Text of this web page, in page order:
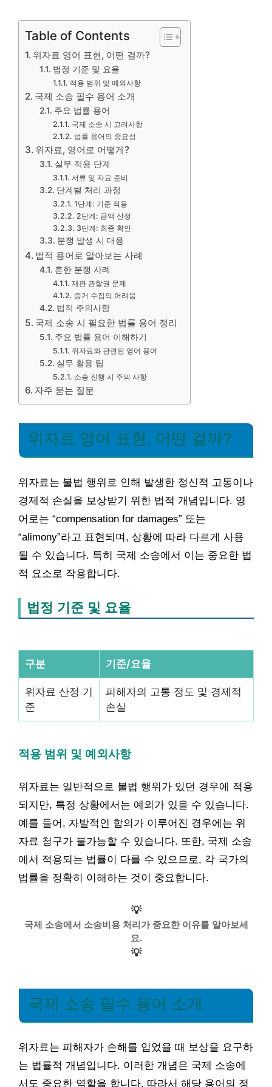
Table of Contents
위자료 영어 표현, 어떤 걸까?
법정 기준 및 요율
적용 범위 및 예외사항
국제 소송 필수 용어 소개
주요 법률 용어
국제 소송 시 고려사항
법률 용어의 중요성
위자료, 영어로 어떻게?
실무 적용 단계
서류 및 자료 준비
단계별 처리 과정
1단계: 기준 적용
2단계: 금액 산정
3단계: 최종 확인
분쟁 발생 시 대응
법적 용어로 알아보는 사례
흔한 분쟁 사례
재판 관할권 문제
증거 수집의 어려움
법적 주의사항
국제 소송 시 필요한 법률 용어 정리
주요 법률 용어 이해하기
위자료와 관련된 영어 용어
실무 활용 팁
소송 진행 시 주의 사항
자주 묻는 질문
위자료 영어 표현, 어떤 걸까?
위자료는 불법 행위로 인해 발생한 정신적 고통이나
경제적 손실을 보상받기 위한 법적 개념입니다. 영
어로는 “compensation for damages” 또는
“alimony”라고 표현되며, 상황에 따라 다르게 사용
될 수 있습니다. 특히 국제 소송에서 이는 중요한 법
적 요소로 작용합니다.
법정 기준 및 요율
구분 기준/요율
위자료 산정 기
준
피해자의 고통 정도 및 경제적
손실
적용 범위 및 예외사항
위자료는 일반적으로 불법 행위가 있던 경우에 적용
되지만, 특정 상황에서는 예외가 있을 수 있습니다.
예를 들어, 자발적인 합의가 이루어진 경우에는 위
자료 청구가 불가능할 수 있습니다. 또한, 국제 소송
에서 적용되는 법률이 다를 수 있으므로, 각 국가의
법률을 정확히 이해하는 것이 중요합니다.
💡
국제 소송에서 소송비용 처리가 중요한 이유를 알아보세
요.
💡
국제 소송 필수 용어 소개
위자료는 피해자가 손해를 입었을 때 보상을 요구하
는 법률적 개념입니다. 이러한 개념은 국제 소송에
서도 중요한 역할을 합니다. 따라서 해당 용어의 정